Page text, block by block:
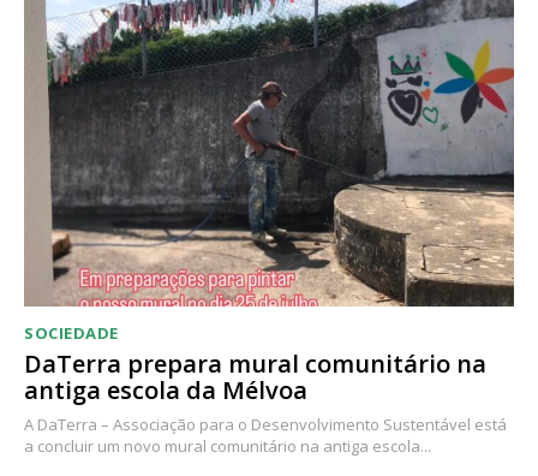
Acesso ao conteúdo online
Acesso aos conteúdos Exclusivos para
assinantes
Ofertas para assinatura anual
Escolha o plano
SOCIEDADE
DaTerra prepara mural comunitário na
antiga escola da Mélvoa
A DaTerra – Associação para o Desenvolvimento Sustentável está
a concluir um novo mural comunitário na antiga escola...